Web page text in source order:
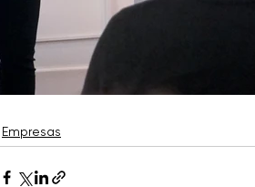
Empresas